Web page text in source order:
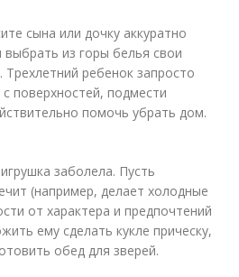
сына или дочку аккуратно
из горы белья свои
Трехлетний ребенок запросто
поверхностей, подмести
помочь убрать дом.
заболела. Пусть
(например, делает холодные
от характера и предпочтений
ему сделать кукле прическу,
обед для зверей.